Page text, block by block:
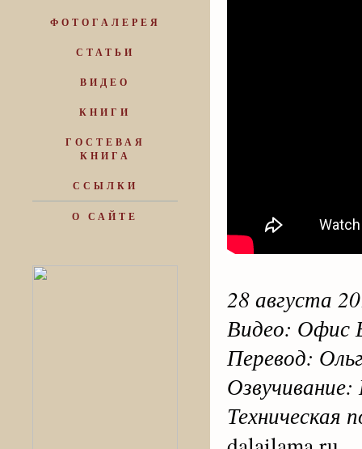
ФОТОГАЛЕРЕЯ
СТАТЬИ
ВИДЕО
КНИГИ
ГОСТЕВАЯ
КНИГА
ССЫЛКИ
О САЙТЕ
28 августа
Видео: Офис
Перевод:
Озвучивание: